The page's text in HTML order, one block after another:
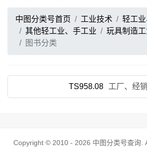
中图分类号首页 工业技术
轻工
其他轻工业、手工业
玩具制造工
图书分类
TS958.08 工厂、经
Copyright © 2010 - 2026 中图分类号查询